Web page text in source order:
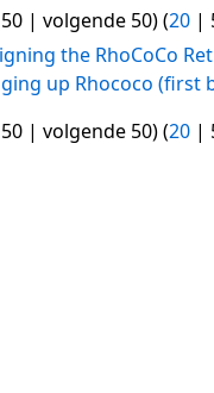
| volgende 50) (20 |
the RhoCoCo
up Rhococo (first
| volgende 50) (20 |